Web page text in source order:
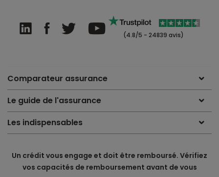
(4.8/5 - 24839 avis)
Comparateur assurance
Le guide de l'assurance
Les indispensables
Un crédit vous engage et doit être remboursé. Vérifiez
vos capacités de remboursement avant de vous